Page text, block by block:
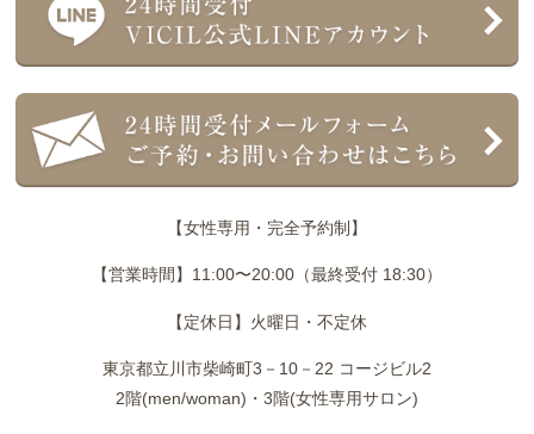
【女性専用・完全予約制】
【営業時間】11:00〜20:00（最終受付 18:30）
【定休日】火曜日・不定休
東京都立川市柴崎町3－10－22 コージビル2
2階(men/woman)・3階(女性専用サロン)